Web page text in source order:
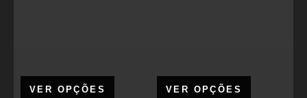
VER OPÇÕES VER OPÇÕES